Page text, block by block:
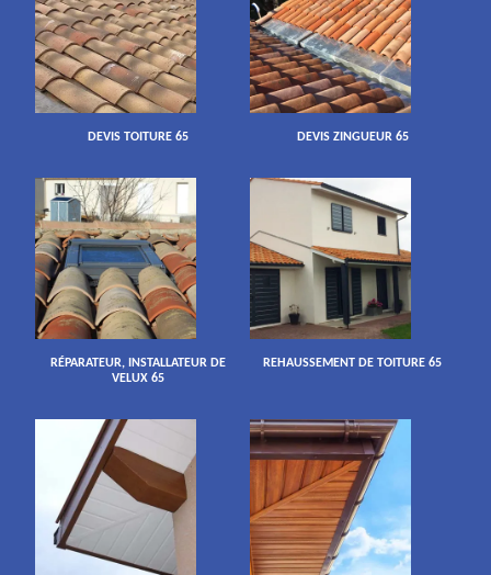
DEVIS TOITURE 65 DEVIS ZINGUEUR 65
RÉPARATEUR, INSTALLATEUR DE
VELUX 65
REHAUSSEMENT DE TOITURE 65